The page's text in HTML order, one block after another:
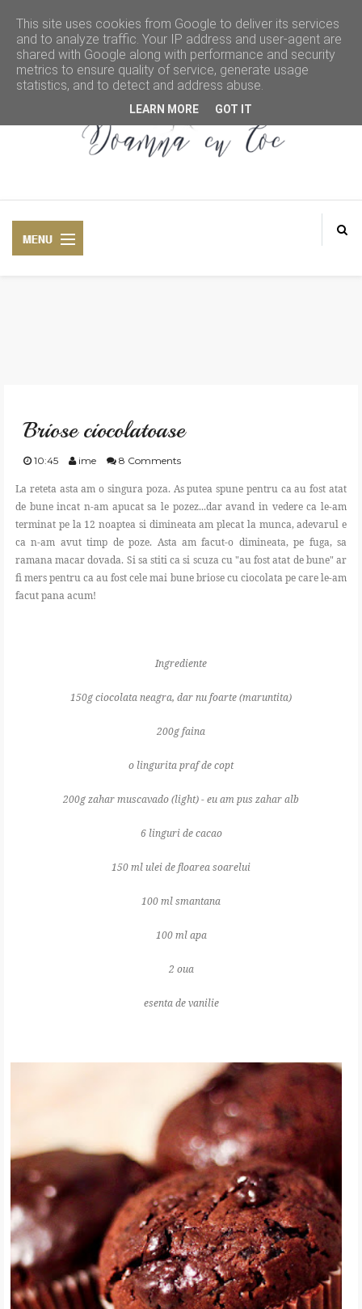
TRAIESTE
APRECIAZA
SHOP
Briose ciocolatoase
10:45 ime 8 Comments
La reteta asta am o singura poza. As putea spune pentru ca au fost atat
de bune incat n-am apucat sa le pozez...dar avand in vedere ca le-am
terminat pe la 12 noaptea si dimineata am plecat la munca, adevarul e
ca n-am avut timp de poze. Asta am facut-o dimineata, pe fuga, sa
ramana macar dovada. Si sa stiti ca si scuza cu "au fost atat de bune" ar
fi mers pentru ca au fost cele mai bune briose cu ciocolata pe care le-am
facut pana acum!
Ingrediente
150g ciocolata neagra, dar nu foarte (maruntita)
200g faina
o lingurita praf de copt
200g zahar muscavado (light) - eu am pus zahar alb
6 linguri de cacao
150 ml ulei de floarea soarelui
100 ml smantana
100 ml apa
2 oua
esenta de vanilie
This site uses cookies from Google to deliver its services
and to analyze traffic. Your IP address and user-agent are
shared with Google along with performance and security
metrics to ensure quality of service, generate usage
statistics, and to detect and address abuse.
LEARN MORE GOT IT